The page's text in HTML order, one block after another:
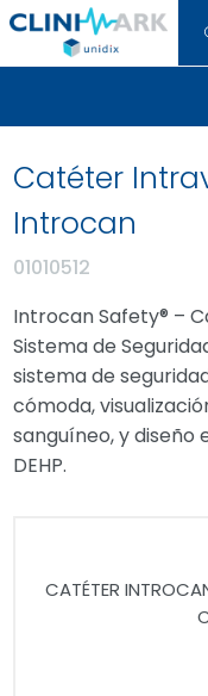
Catéter
Introcan
01010512
Introcan Safety® –
Sistema de
sistema de
cómoda,
sanguíneo, y diseño
DEHP.
CATÉTER